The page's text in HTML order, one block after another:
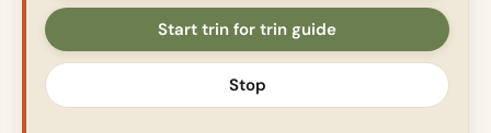
Start trin for trin guide
Stop